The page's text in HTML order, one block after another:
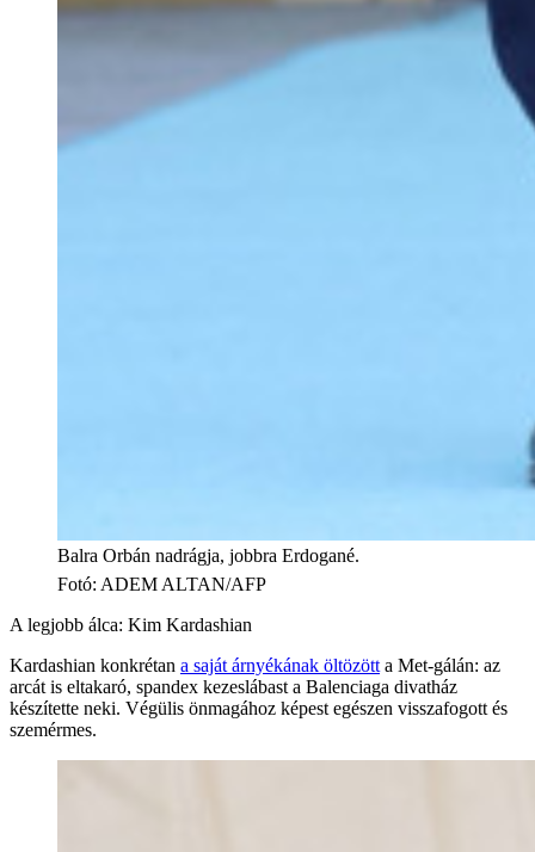
Balra Orbán nadrágja, jobbra Erdogané.
Fotó: ADEM ALTAN/AFP
A legjobb álca: Kim Kardashian
Kardashian konkrétan a saját árnyékának öltözött a Met-gálán: az
arcát is eltakaró, spandex kezeslábast a Balenciaga divatház
készítette neki. Végülis önmagához képest egészen visszafogott és
szemérmes.